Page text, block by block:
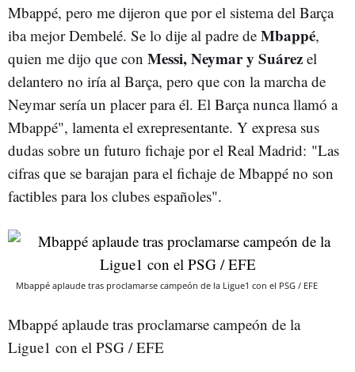
Mbappé, pero me dijeron que por el sistema del Barça
iba mejor Dembelé. Se lo dije al padre de Mbappé,
quien me dijo que con Messi, Neymar y Suárez el
delantero no iría al Barça, pero que con la marcha de
Neymar sería un placer para él. El Barça nunca llamó a
Mbappé", lamenta el exrepresentante. Y expresa sus
dudas sobre un futuro fichaje por el Real Madrid: "Las
cifras que se barajan para el fichaje de Mbappé no son
factibles para los clubes españoles".
Mbappé aplaude tras proclamarse campeón de la Ligue1 con el PSG / EFE
Mbappé aplaude tras proclamarse campeón de la
Ligue1 con el PSG / EFE